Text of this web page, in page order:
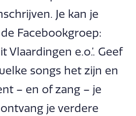
Je kan je
Facebookgroep:
Vlaardingen e.o.’. Geef
songs het zijn en
– en of zang – je
je verdere